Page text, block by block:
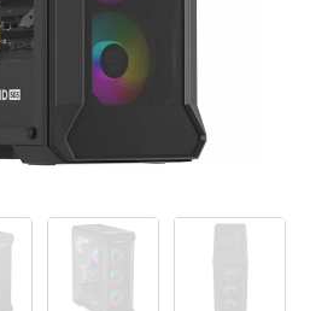
>
un piederumi
un piederumi